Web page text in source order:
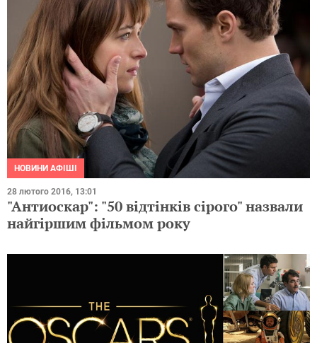
НОВИНИ АФІШІ
28 лютого 2016, 13:01
"Антиоскар": "50 відтінків сірого" назвали
найгіршим фільмом року